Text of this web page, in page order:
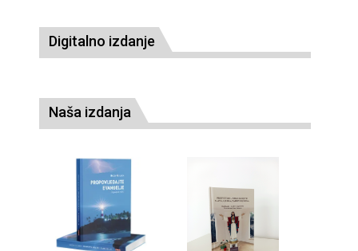
Digitalno izdanje
Naša izdanja